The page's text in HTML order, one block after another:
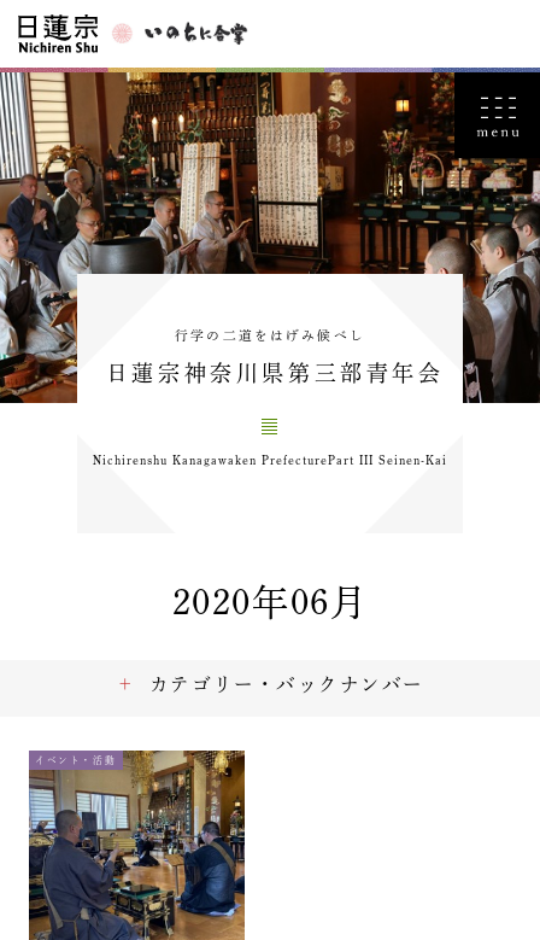
行学の二道をはげみ候べし
日蓮宗神奈川県第三部青年会
Nichirenshu Kanagawaken PrefecturePart III Seinen-Kai
2020年06月
イベント・活動
カテゴリー・バックナンバー